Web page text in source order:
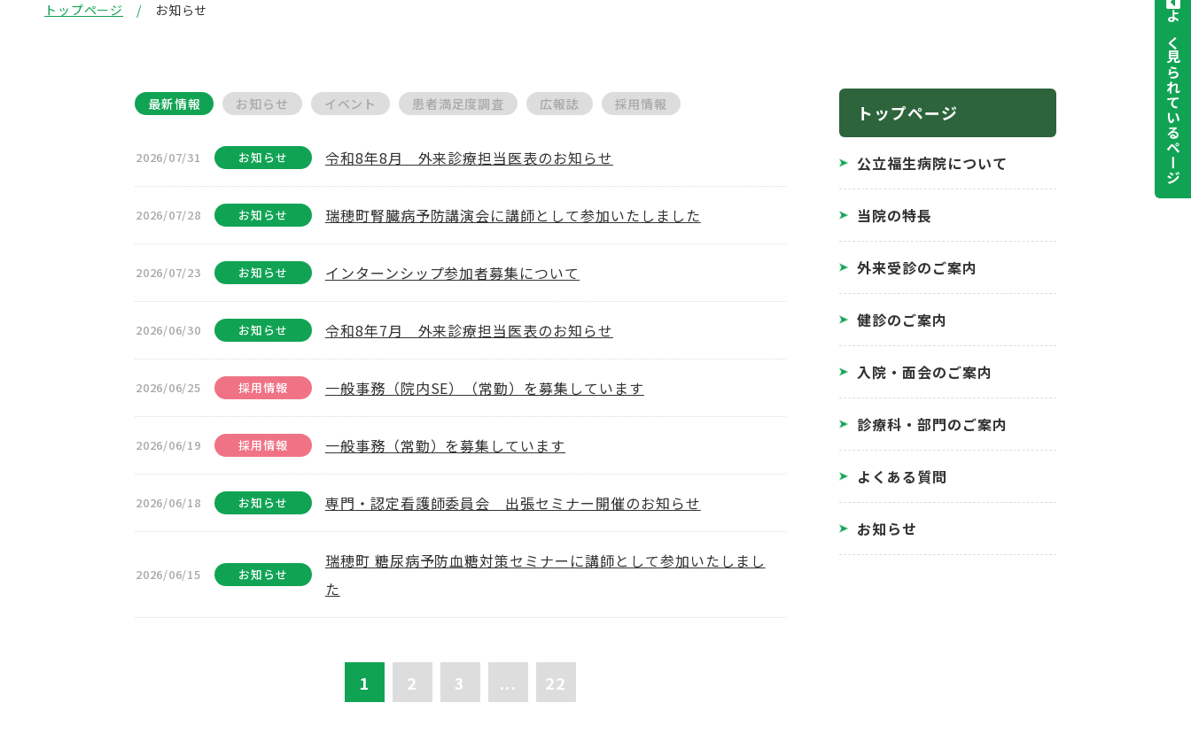
よく見られているページ
トップページ お知らせ
最新情報 お知らせ イベント 患者満足度調査 広報誌 採用情報
2026/07/31 お知らせ 令和8年8月 外来診療担当医表のお知らせ
2026/07/28 お知らせ 瑞穂町腎臓病予防講演会に講師として参加いたしました
2026/07/23 お知らせ インターンシップ参加者募集について
2026/06/30 お知らせ 令和8年7月 外来診療担当医表のお知らせ
2026/06/25 採用情報 一般事務（院内SE）（常勤）を募集しています
2026/06/19 採用情報 一般事務（常勤）を募集しています
2026/06/18 お知らせ 専門・認定看護師委員会 出張セミナー開催のお知らせ
2026/06/15 お知らせ
瑞穂町 糖尿病予防血糖対策セミナーに講師として参加いたしまし
た
1 2 3 ... 22
トップページ
公立福生病院について
当院の特長
外来受診のご案内
健診のご案内
入院・面会のご案内
診療科・部門のご案内
よくある質問
お知らせ